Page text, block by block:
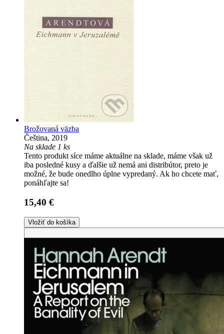
Brožovaná väzba
Čeština, 2019
Na sklade 1 ks
Tento produkt síce máme aktuálne na sklade, máme však už
iba posledné kusy a ďalšie už nemá ani distribútor, preto je
možné, že bude onedlho úplne vypredaný. Ak ho chcete mať,
ponáhľajte sa!
15,40 €
Vložiť do košíka